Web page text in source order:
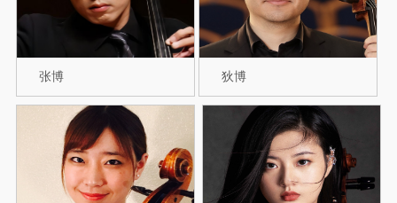
张博 狄博